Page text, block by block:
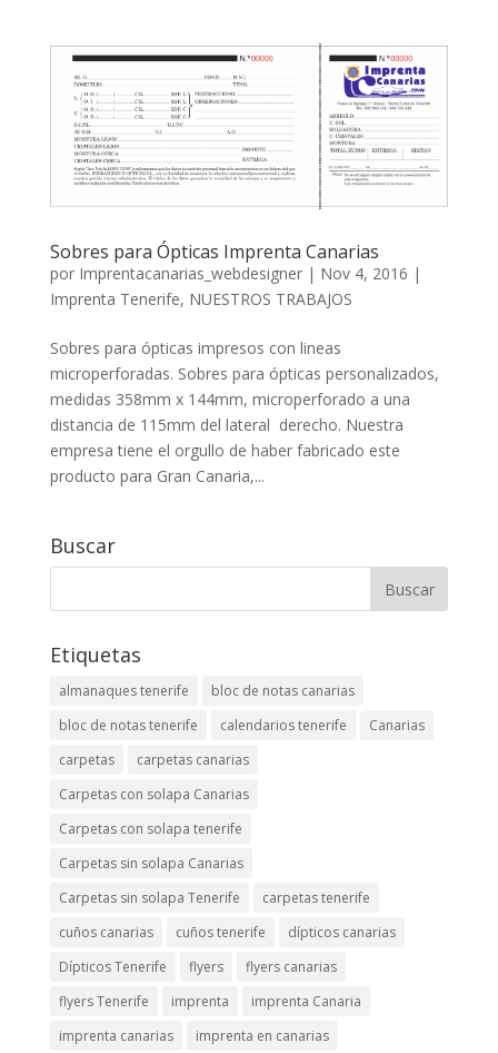
Sobres para Ópticas Imprenta Canarias
por Imprentacanarias_webdesigner| Nov 4, 2016 |
Imprenta Tenerife, NUESTROS TRABAJOS
Sobres para ópticas impresos con lineas
microperforadas. Sobres para ópticas personalizados,
medidas 358mm x 144mm, microperforado a una
distancia de 115mm del lateral derecho. Nuestra
empresa tiene el orgullo de haber fabricado este
producto para Gran Canaria,...
Buscar
Etiquetas
almanaques tenerife
bloc de notas canarias
bloc de notas tenerife
calendarios tenerife
Canarias
carpetas
carpetas canarias
Carpetas con solapa Canarias
Carpetas con solapa tenerife
Carpetas sin solapa Canarias
Carpetas sin solapa Tenerife
carpetas tenerife
cuños canarias
cuños tenerife
dípticos canarias
Dípticos Tenerife
flyers
flyers canarias
flyers Tenerife
imprenta
imprenta Canaria
imprenta canarias
imprenta en canarias